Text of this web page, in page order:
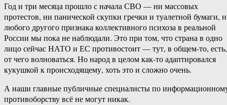
Год и три месяца прошло с начала СВО — ни массовых
протестов, ни панической скупки гречки и туалетной бумаги,
любого другого признака коллективного психоза в реальной
России мы пока не наблюдали. Это при том, что страна в одно
лицо сейчас НАТО и ЕС противостоит — тут, в общем-то, есть,
от чего волноваться. Но народ в целом как-то адаптировался
кукушкой к происходящему, хоть это и сложно очень.
А наши главные публичные специалисты по
противоборству всё не могут никак.